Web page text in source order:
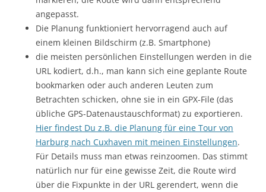
angepasst.
Die Planung funktioniert hervorragend auch auf
einem kleinen Bildschirm (z.B. Smartphone)
die meisten persönlichen Einstellungen werden in die
URL kodiert, d.h., man kann sich eine geplante Route
bookmarken oder auch anderen Leuten zum
Betrachten schicken, ohne sie in ein GPX-File (das
übliche GPS-Datenaustauschformat) zu exportieren.
Hier findest Du z.B. die Planung für eine Tour von
Harburg nach Cuxhaven mit meinen Einstellungen.
Für Details muss man etwas reinzoomen. Das stimmt
natürlich nur für eine gewisse Zeit, die Route wird
über die Fixpunkte in der URL gerendert, wenn die